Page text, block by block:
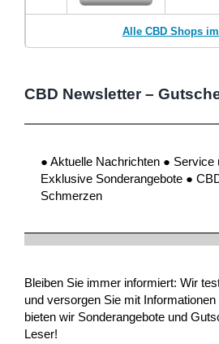
Alle CBD Shops
CBD Newsletter –
● Aktuelle Nachrichten ● Service
Exklusive Sonderangebote ●
Schmerzen
Bleiben Sie immer informiert: Wir
und versorgen Sie mit
bieten wir Sonderangebote und
Leser!